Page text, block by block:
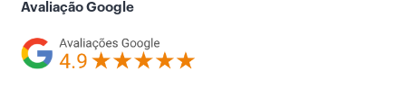
Avaliação Google